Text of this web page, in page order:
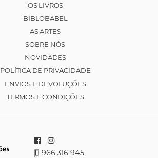
OS LIVROS
BIBLOBABEL
AS ARTES
SOBRE NÓS
NOVIDADES
POLÍTICA DE PRIVACIDADE
ENVIOS E DEVOLUÇÕES
TERMOS E CONDIÇÕES
966 316 945